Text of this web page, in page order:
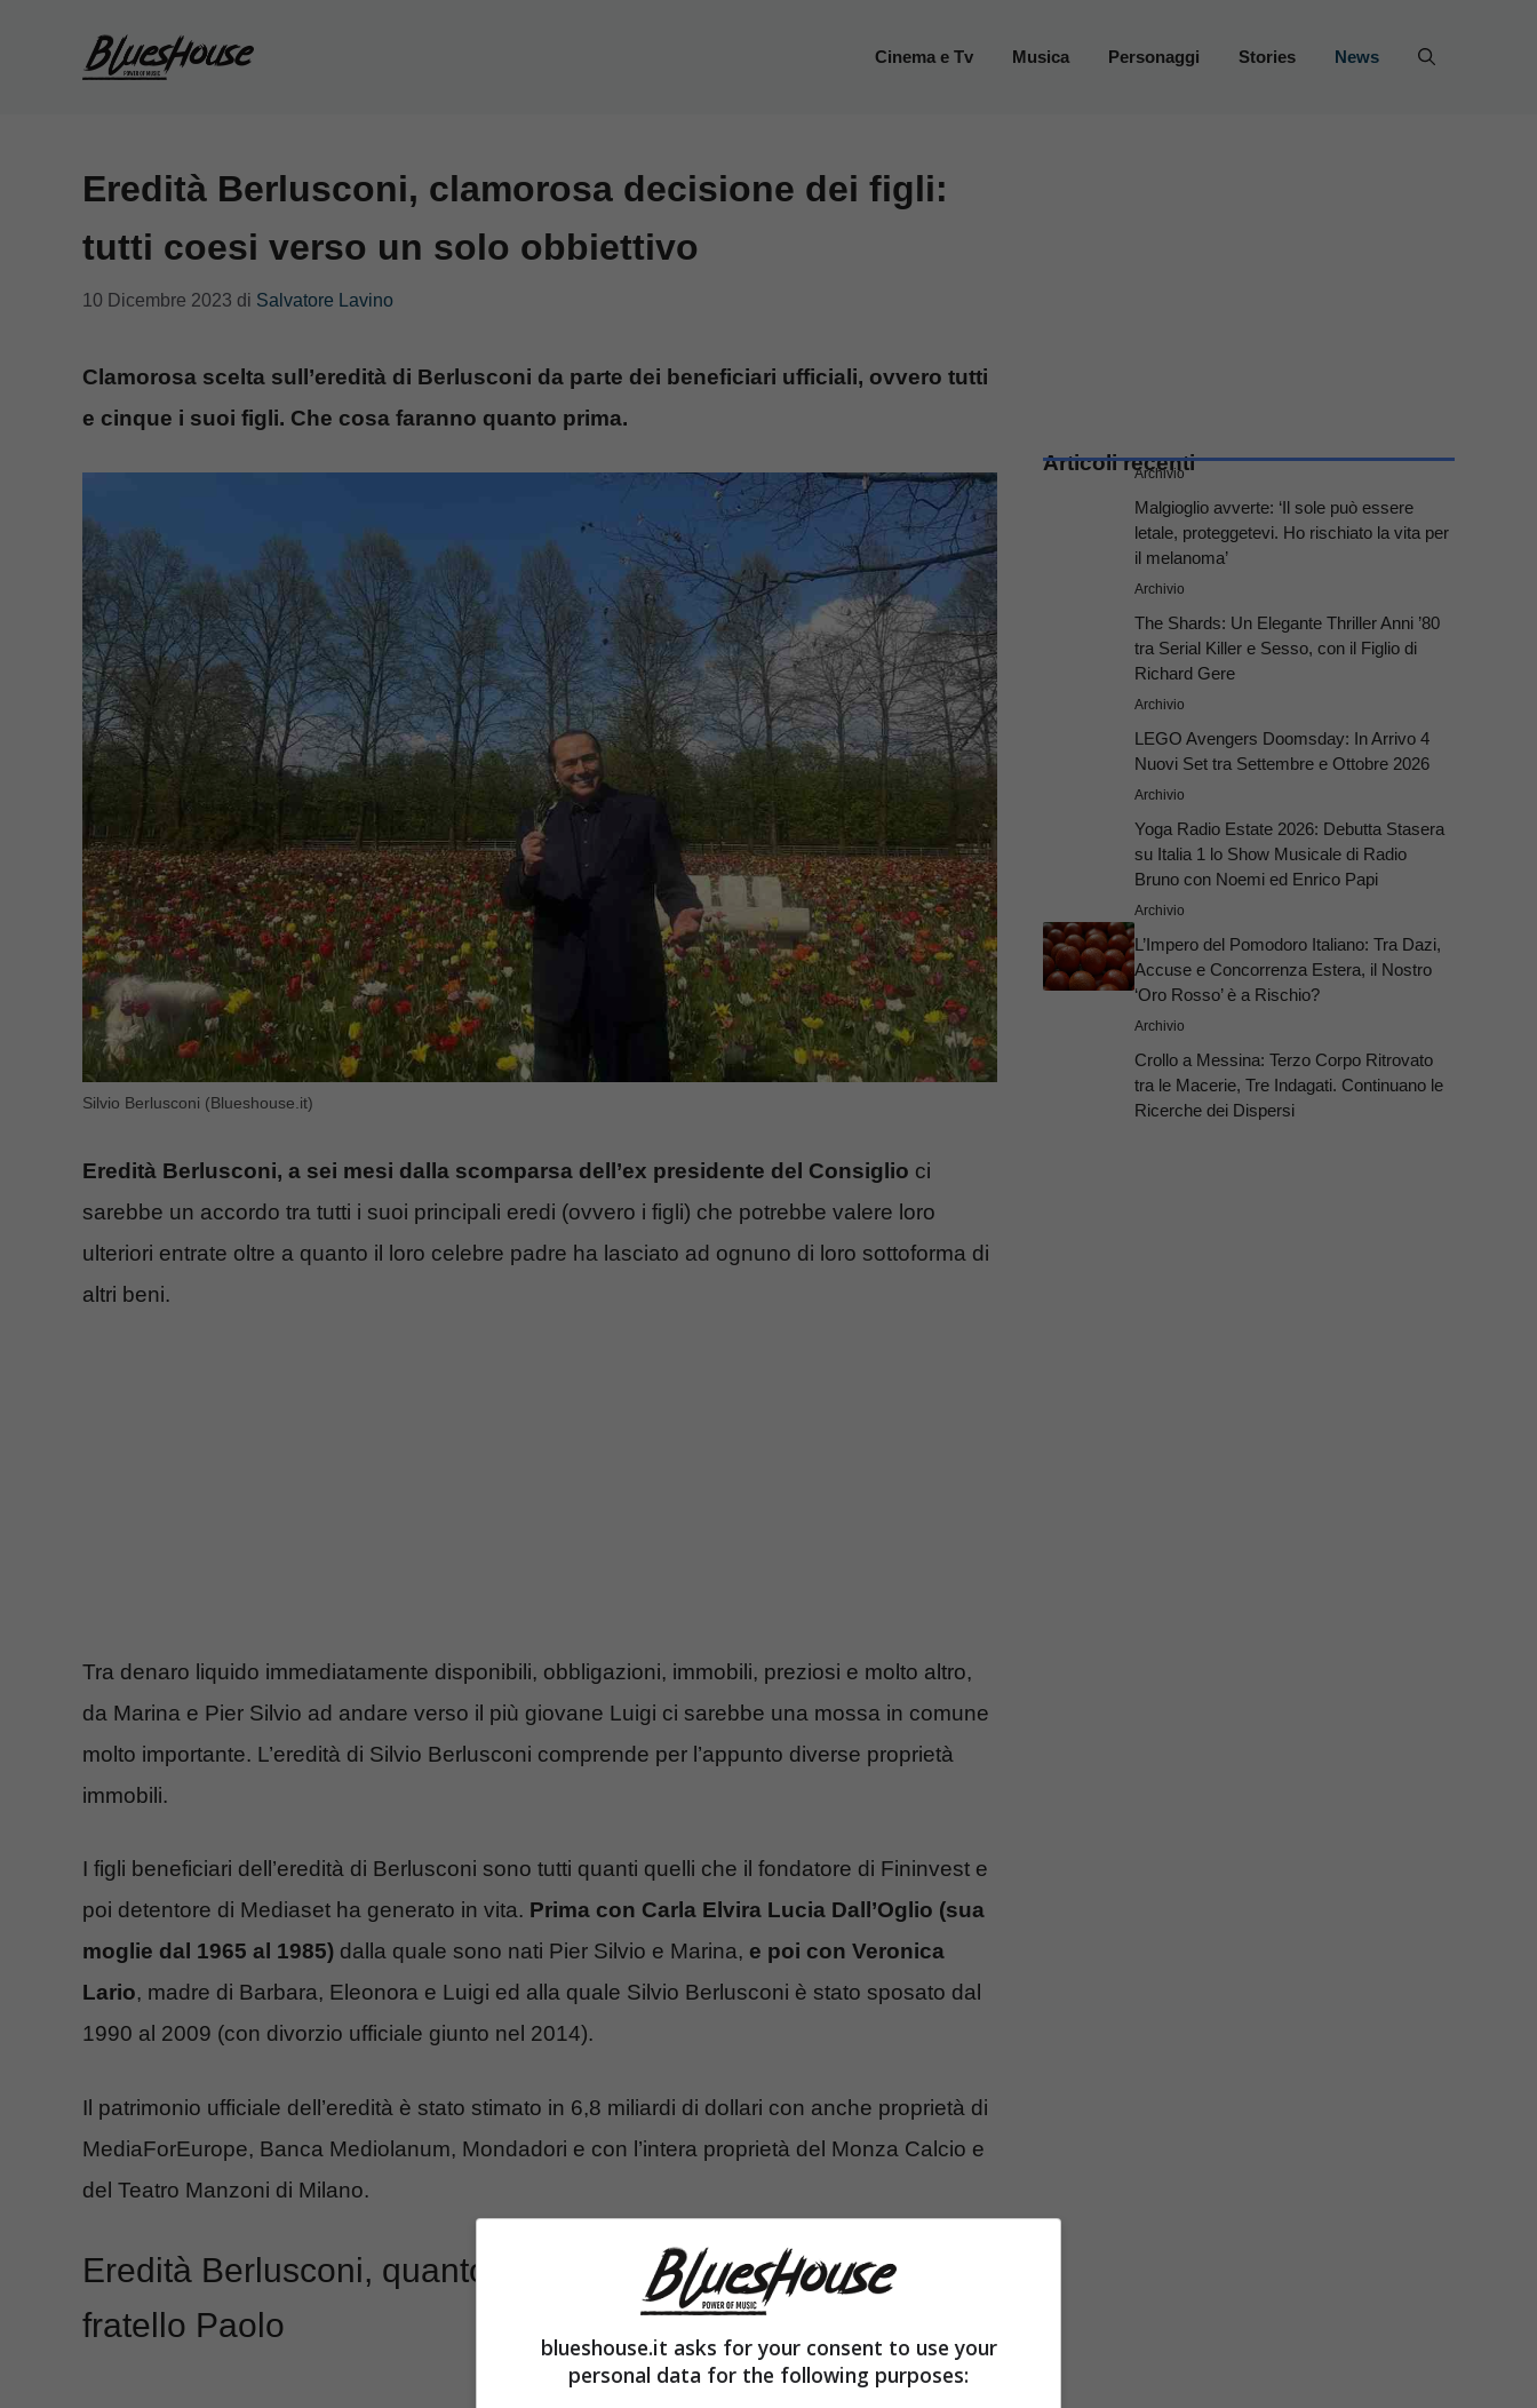
Cinema e Tv Musica Personaggi Stories News
Eredità Berlusconi, clamorosa decisione dei figli:
tutti coesi verso un solo obbiettivo
10 Dicembre 2023 di Salvatore Lavino
Clamorosa scelta sull’eredità di Berlusconi da parte dei beneficiari ufficiali, ovvero tutti
e cinque i suoi figli. Che cosa faranno quanto prima.
Silvio Berlusconi (Blueshouse.it)
Eredità Berlusconi, a sei mesi dalla scomparsa dell’ex presidente del Consiglio ci
sarebbe un accordo tra tutti i suoi principali eredi (ovvero i figli) che potrebbe valere loro
ulteriori entrate oltre a quanto il loro celebre padre ha lasciato ad ognuno di loro sottoforma di
altri beni.
Tra denaro liquido immediatamente disponibili, obbligazioni, immobili, preziosi e molto altro,
da Marina e Pier Silvio ad andare verso il più giovane Luigi ci sarebbe una mossa in comune
molto importante. L’eredità di Silvio Berlusconi comprende per l’appunto diverse proprietà
immobili.
I figli beneficiari dell’eredità di Berlusconi sono tutti quanti quelli che il fondatore di Fininvest e
poi detentore di Mediaset ha generato in vita. Prima con Carla Elvira Lucia Dall’Oglio (sua
moglie dal 1965 al 1985) dalla quale sono nati Pier Silvio e Marina, e poi con Veronica
Lario, madre di Barbara, Eleonora e Luigi ed alla quale Silvio Berlusconi è stato sposato dal
1990 al 2009 (con divorzio ufficiale giunto nel 2014).
Il patrimonio ufficiale dell’eredità è stato stimato in 6,8 miliardi di dollari con anche proprietà di
MediaForEurope, Banca Mediolanum, Mondadori e con l’intera proprietà del Monza Calcio e
del Teatro Manzoni di Milano.
Eredità Berlusconi, quanto hanno avuto la compagna ed il
fratello Paolo
Articoli recenti
Archivio
Malgioglio avverte: ‘Il sole può essere
letale, proteggetevi. Ho rischiato la vita per
il melanoma’
Archivio
The Shards: Un Elegante Thriller Anni ’80
tra Serial Killer e Sesso, con il Figlio di
Richard Gere
Archivio
LEGO Avengers Doomsday: In Arrivo 4
Nuovi Set tra Settembre e Ottobre 2026
Archivio
Yoga Radio Estate 2026: Debutta Stasera
su Italia 1 lo Show Musicale di Radio
Bruno con Noemi ed Enrico Papi
Archivio
L’Impero del Pomodoro Italiano: Tra Dazi,
Accuse e Concorrenza Estera, il Nostro
‘Oro Rosso’ è a Rischio?
Archivio
Crollo a Messina: Terzo Corpo Ritrovato
tra le Macerie, Tre Indagati. Continuano le
Ricerche dei Dispersi
blueshouse.it asks for your consent to use your
personal data for the following purposes: